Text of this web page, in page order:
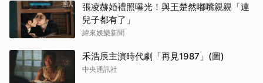
張凌赫婚禮照曝光！與王楚然嘟嘴親親「連
兒子都有了」
緯來娛樂新聞
禾浩辰主演時代劇「再見1987」(圖)
中央通訊社